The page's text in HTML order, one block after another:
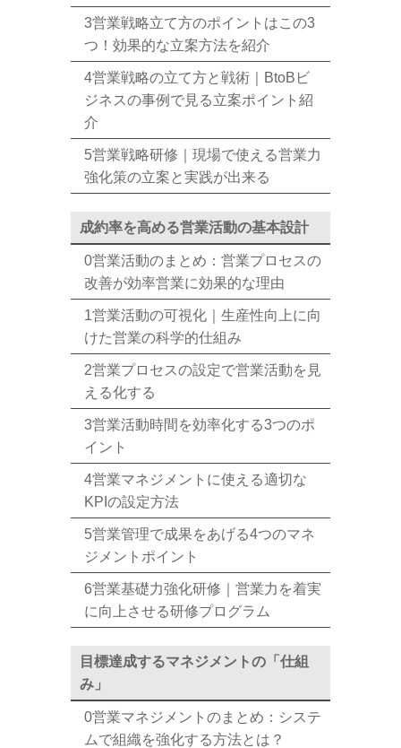
3営業戦略立て方のポイントはこの3
つ！効果的な立案方法を紹介
4営業戦略の立て方と戦術｜BtoBビ
ジネスの事例で見る立案ポイント紹
介
5営業戦略研修｜現場で使える営業力
強化策の立案と実践が出来る
成約率を高める営業活動の基本設計
0営業活動のまとめ：営業プロセスの
改善が効率営業に効果的な理由
1営業活動の可視化｜生産性向上に向
けた営業の科学的仕組み
2営業プロセスの設定で営業活動を見
える化する
3営業活動時間を効率化する3つのポ
イント
4営業マネジメントに使える適切な
KPIの設定方法
5営業管理で成果をあげる4つのマネ
ジメントポイント
6営業基礎力強化研修｜営業力を着実
に向上させる研修プログラム
目標達成するマネジメントの「仕組
み」
0営業マネジメントのまとめ：システ
ムで組織を強化する方法とは？